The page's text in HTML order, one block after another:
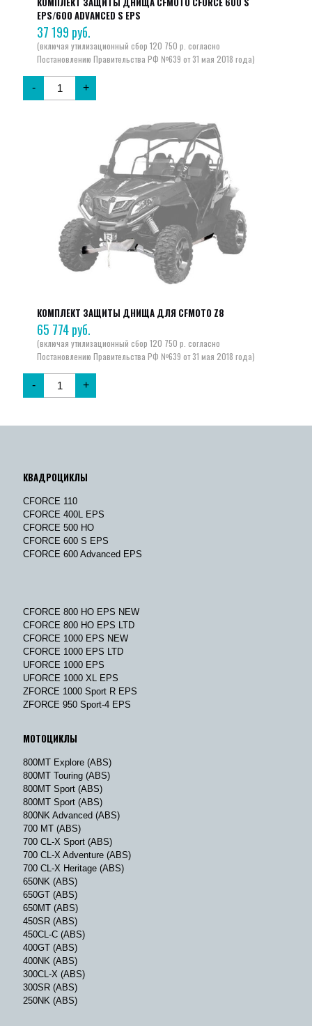
EPS/600 ADVANCED S EPS
37 199 руб.
- +
КОМПЛЕКТ ЗАЩИТЫ ДНИЩА ДЛЯ CFMOTO Z8
65 774руб.
- +
КВАДРОЦИКЛЫ
CFORCE 110
CFORCE 400L EPS
CFORCE 500 HO
CFORCE 600 S EPS
CFORCE 600 Advanced EPS
CFORCE 800 HO EPS NEW
CFORCE 800 HO EPS LTD
CFORCE 1000 EPS NEW
CFORCE 1000 EPS LTD
UFORCE 1000 EPS
UFORCE 1000 XL EPS
ZFORCE 1000 Sport R EPS
ZFORCE 950 Sport-4 EPS
МОТОЦИКЛЫ
800MT Explore (ABS)
800MT Touring (ABS)
800MT Sport (ABS)
800MT Sport (ABS)
800NK Advanced (ABS)
700 MT (ABS)
700 CL-X Sport (ABS)
700 CL-X Adventure (ABS)
700 CL-X Heritage (ABS)
650NK (ABS)
650GT (ABS)
650MT (ABS)
450SR (ABS)
450CL-C (ABS)
400GT (ABS)
400NK (ABS)
300CL-X (ABS)
300SR (ABS)
250NK (ABS)